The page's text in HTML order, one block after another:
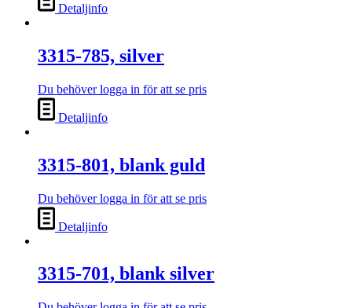
Detaljinfo
3315-785, silver
Du behöver logga in för att se pris
Detaljinfo
3315-801, blank guld
Du behöver logga in för att se pris
Detaljinfo
3315-701, blank silver